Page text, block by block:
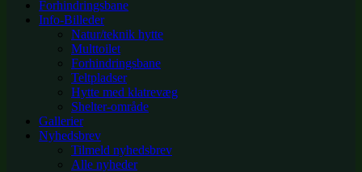
Forhindringsbane
Info-Billeder
Natur/teknik hytte
Multtoilet
Forhindringsbane
Teltpladser
Hytte med klatrevæg
Shelter-område
Gallerier
Nyhedsbrev
Tilmeld nyhedsbrev
Alle nyheder